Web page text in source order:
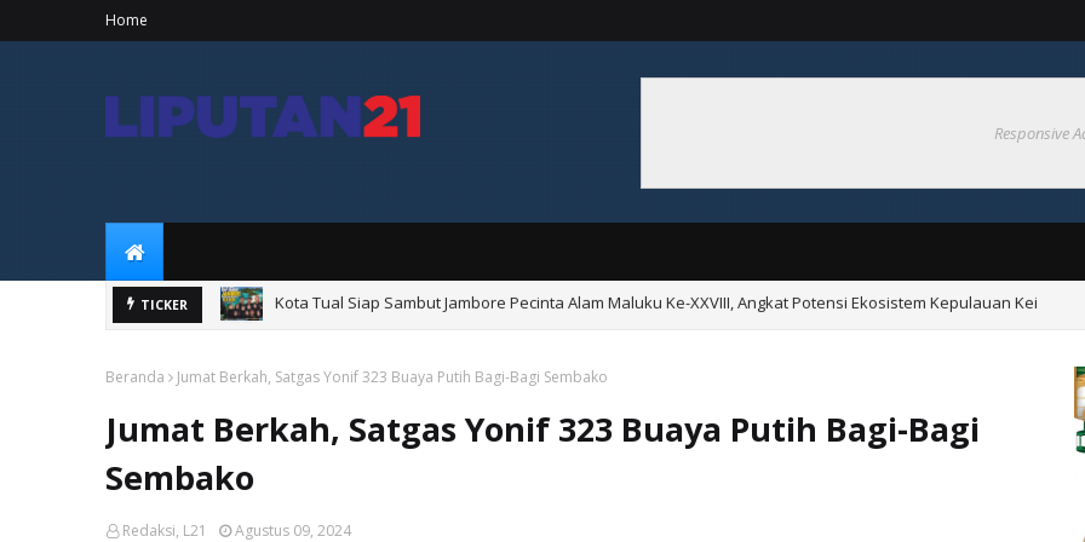
Home
Responsive
TICKER
Songsong HUT ke-81 RI, Pemkab Malra Gelar Kerja Bakti Bersama di Pasar Langgur
Beranda Jumat Berkah, Satgas Yonif 323 Buaya Putih Bagi-Bagi Sembako
Jumat Berkah, Satgas Yonif 323 Buaya Putih Bagi-Bagi
Sembako
Redaksi, L21 Agustus 09, 2024